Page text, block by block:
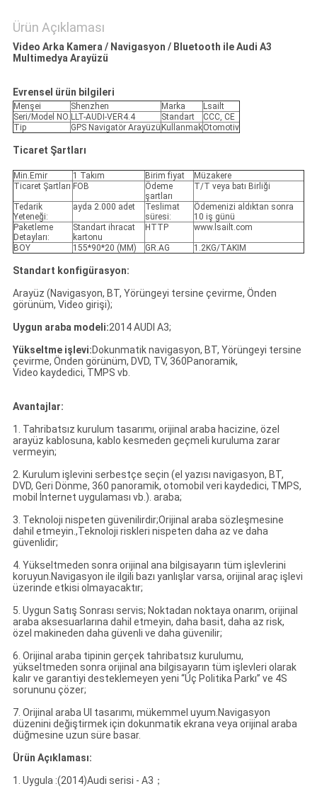
Ürün Açıklaması
Video Arka Kamera / Navigasyon / Bluetooth ile Audi A3
Multimedya Arayüzü
Evrensel ürün bilgileri
Menşei Shenzhen Marka
Lsailt
Seri/Model NO. LLT-AUDI-VER4.4 Standart
CCC, CE
Tip
GPS Navigatör Arayüzü KullanmakOtomotiv
Ticaret Şartları
Min.Emir 1 Takım Birim fiyat
Müzakere
Ticaret Şartları FOB
Ödeme
şartları
T/T veya batı Birliği
Tedarik
Yeteneği:
ayda 2.000 adet
Teslimat
süresi:
Ödemenizi aldıktan sonra
10 iş günü
Paketleme
Detayları:
Standart ihracat
kartonu
HTTP www.lsailt.com
BOY 155*90*20 (MM) GR.AG 1.2KG/TAKIM
Standart konfigürasyon:
Arayüz (Navigasyon, BT, Yörüngeyi tersine çevirme, Önden
görünüm, Video girişi);
Uygun araba modeli:2014 AUDI A3;
Yükseltme işlevi:Dokunmatik navigasyon, BT, Yörüngeyi tersine
çevirme, Önden görünüm, DVD, TV, 360Panoramik,
Video kaydedici, TMPS vb.
Avantajlar:
1. Tahribatsız kurulum tasarımı, orijinal araba hacizine, özel
arayüz kablosuna, kablo kesmeden geçmeli kuruluma zarar
vermeyin;
2. Kurulum işlevini serbestçe seçin (el yazısı navigasyon, BT,
DVD, Geri Dönme, 360 panoramik, otomobil veri kaydedici, TMPS,
mobil İnternet uygulaması vb.). araba;
3. Teknoloji nispeten güvenilirdir;Orijinal araba sözleşmesine
dahil etmeyin.,Teknoloji riskleri nispeten daha az ve daha
güvenlidir;
4. Yükseltmeden sonra orijinal ana bilgisayarın tüm işlevlerini
koruyun.Navigasyon ile ilgili bazı yanlışlar varsa, orijinal araç işlevi
üzerinde etkisi olmayacaktır;
5. Uygun Satış Sonrası servis; Noktadan noktaya onarım, orijinal
araba aksesuarlarına dahil etmeyin, daha basit, daha az risk,
özel makineden daha güvenli ve daha güvenilir;
6. Orijinal araba tipinin gerçek tahribatsız kurulumu,
yükseltmeden sonra orijinal ana bilgisayarın tüm işlevleri olarak
kalır ve garantiyi desteklemeyen yeni “Üç Politika Parkı” ve 4S
sorununu çözer;
7. Orijinal araba UI tasarımı, mükemmel uyum.Navigasyon
düzenini değiştirmek için dokunmatik ekrana veya orijinal araba
düğmesine uzun süre basar.
Ürün Açıklaması:
1. Uygula :(2014)Audi serisi - A3；